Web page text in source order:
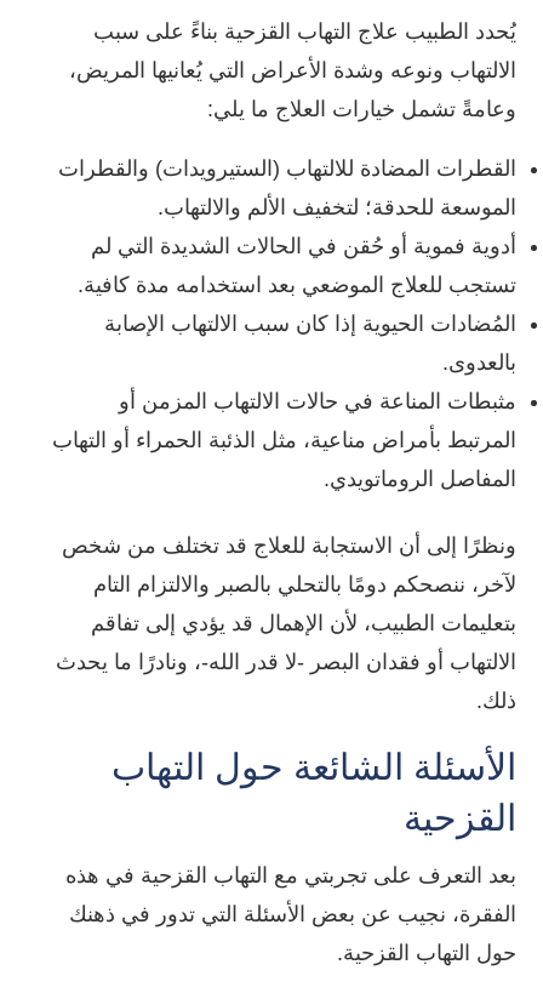
يُحدد الطبيب علاج التهاب القزحية بناءً على سبب
الالتهاب ونوعه وشدة الأعراض التي يُعانيها المريض،
وعامةً تشمل خيارات العلاج ما يلي:
القطرات المضادة للالتهاب (الستيرويدات) والقطرات
الموسعة للحدقة؛ لتخفيف الألم والالتهاب.
أدوية فموية أو حُقن في الحالات الشديدة التي لم
تستجب للعلاج الموضعي بعد استخدامه مدة كافية.
المُضادات الحيوية إذا كان سبب الالتهاب الإصابة
بالعدوى.
مثبطات المناعة في حالات الالتهاب المزمن أو
المرتبط بأمراض مناعية، مثل الذئبة الحمراء أو التهاب
المفاصل الروماتويدي.
ونظرًا إلى أن الاستجابة للعلاج قد تختلف من شخص
لآخر، ننصحكم دومًا بالتحلي بالصبر والالتزام التام
بتعليمات الطبيب، لأن الإهمال قد يؤدي إلى تفاقم
الالتهاب أو فقدان البصر -لا قدر الله-، ونادرًا ما يحدث
ذلك.
الأسئلة الشائعة حول التهاب
القزحية
بعد التعرف على تجربتي مع التهاب القزحية في هذه
الفقرة، نجيب عن بعض الأسئلة التي تدور في ذهنك
حول التهاب القزحية.